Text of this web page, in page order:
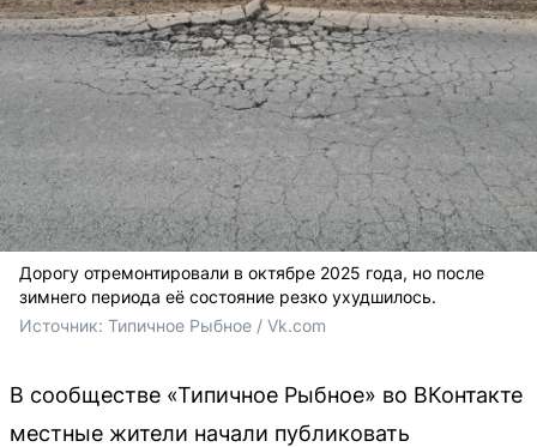
Дорогу отремонтировали в октябре 2025 года, но после
зимнего периода её состояние резко ухудшилось.
Источник: Типичное Рыбное / Vk.com
В сообществе «Типичное Рыбное» во ВКонтакте
местные жители начали публиковать